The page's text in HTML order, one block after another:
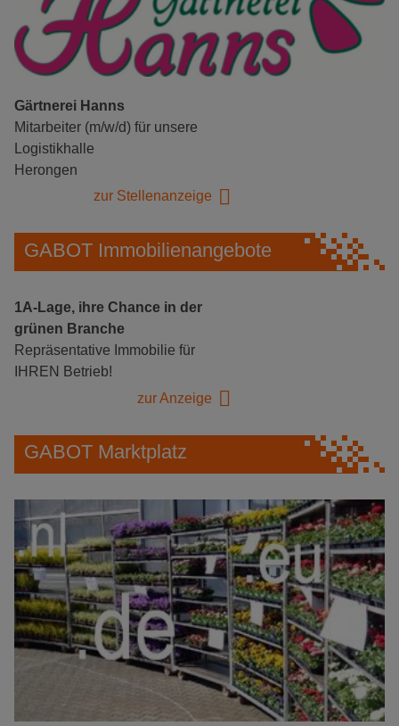
Gärtnerei Hanns
Mitarbeiter (m/w/d) für unsere
Logistikhalle
Herongen
zur Stellenanzeige
GABOT Immobilienangebote
1A-Lage, ihre Chance in der
grünen Branche
Repräsentative Immobilie für
IHREN Betrieb!
zur Anzeige
GABOT Marktplatz